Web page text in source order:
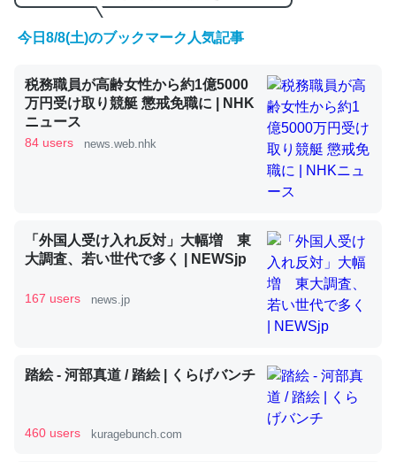
くらい。小説でいう「ずっと前の伏線」は回収されないけ
ど、短期記憶というには多い分量。進化すればするほど分
かりやすく強くなりそう
─GPTの仕組みと限界についての考察（１） - conceptualization
昆虫ってカルシウム少ないのか。知らんかった。調べたら
コオロギのカルシウム分はエビの600分の1程度。
─ニュース :: 【研究発表】昆虫学の大問題＝「昆虫はなぜ海にいな
今日8/8(土)のブックマーク人気記事
税務職員が高齢女性から約1億5000
万円受け取り競艇 懲戒免職に | NHK
ニュース
84 users news.web.nhk
「外国人受け入れ反対」大幅増 東
大調査、若い世代で多く | NEWSjp
167 users news.jp
踏絵 - 河部真道 / 踏絵 | くらげバンチ
460 users kuragebunch.com